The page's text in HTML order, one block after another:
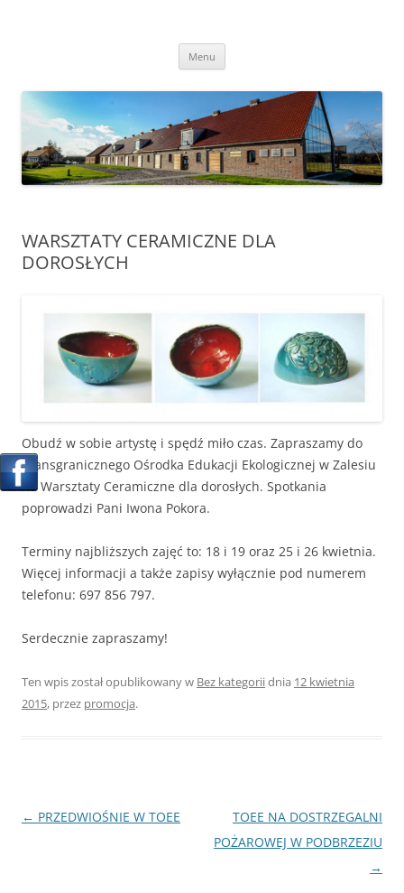
Ekologicznej w Zalesiu
Menu
WARSZTATY CERAMICZNE DLA
DOROSŁYCH
Obudź w sobie artystę i spędź miło czas. Zapraszamy do
Transgranicznego Ośrodka Edukacji Ekologicznej w Zalesiu
na Warsztaty Ceramiczne dla dorosłych. Spotkania
poprowadzi Pani Iwona Pokora.
Terminy najbliższych zajęć to: 18 i 19 oraz 25 i 26 kwietnia.
Więcej informacji a także zapisy wyłącznie pod numerem
telefonu: 697 856 797.
Serdecznie zapraszamy!
Ten wpis został opublikowany w Bez kategoriidnia 12 kwietnia
2015, przez promocja.
Nawigacja
← PRZEDWIOŚNIE W TOEE
TOEE NA DOSTRZEGALNI
POŻAROWEJ W PODBRZEZIU
→